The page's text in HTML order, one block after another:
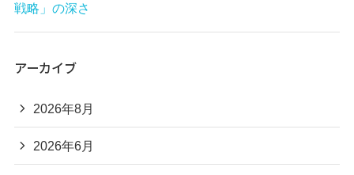
戦略」の深さ
アーカイブ
2026年8月
2026年6月